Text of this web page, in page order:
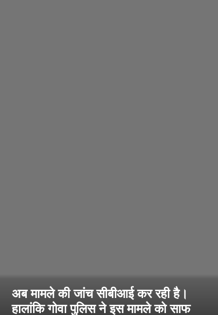
अब मामले की जांच सीबीआई कर रही है।
हालांकि गोवा पुलिस ने इस मामले को साफ